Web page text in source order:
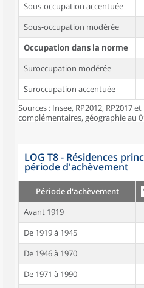
Sous-occupation accentuée
Sous-occupation modérée
Occupation dans la norme
Suroccupation modérée
Suroccupation accentuée
Sources : Insee, RP2012, RP2017
complémentaires, géographie au
LOG T8 - Résidences
période d'achèvement
Période d'achèvement
Avant 1919
De 1919 à 1945
De 1946 à 1970
De 1971 à 1990